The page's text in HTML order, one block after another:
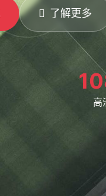
了解更多
高